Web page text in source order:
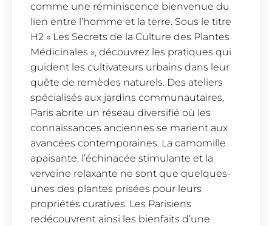
comme une réminiscence bienvenue du
lien entre l’homme et la terre. Sous le titre
H2 « Les Secrets de la Culture des Plantes
Médicinales », découvrez les pratiques qui
guident les cultivateurs urbains dans leur
quête de remèdes naturels. Des ateliers
spécialisés aux jardins communautaires,
Paris abrite un réseau diversifié où les
connaissances anciennes se marient aux
avancées contemporaines. La camomille
apaisante, l’échinacée stimulante et la
verveine relaxante ne sont que quelques-
unes des plantes prisées pour leurs
propriétés curatives. Les Parisiens
redécouvrent ainsi les bienfaits d’une